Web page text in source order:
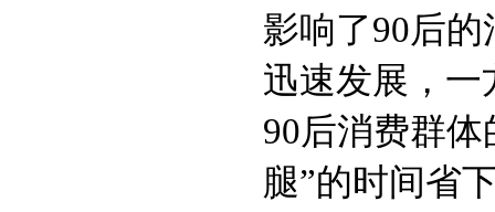
影响了90后
迅速发展，一
90后消费群
腿”的时间省